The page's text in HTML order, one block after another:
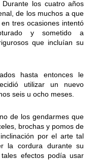
los cuatro años
de los muchos a que
tres ocasiones intentó
y sometido a
que incluían su
hasta entonces le
utilizar un nuevo
seis u ocho meses.
de los gendarmes que
brochas y pomos de
por el arte tal
la cordura durante su
efectos podía usar